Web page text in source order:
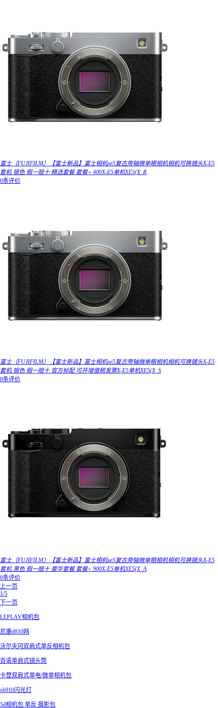
富士（FUJIFILM）【富士新品】富士相机xe5复古旁轴微单眼相机相机可换镜头X-E5
套机 银色 假一赔十 精选套餐 套餐+ 400X-E5单机XE5(X_R
0条评价
富士（FUJIFILM）【富士新品】富士相机xe5复古旁轴微单眼相机相机可换镜头X-E5
套机 银色 假一赔十 官方标配 可开增值税发票X-E5单机XE5(X_S
0条评价
富士（FUJIFILM）【富士新品】富士相机xe5复古旁轴微单眼相机相机可换镜头X-E5
套机 黑色 假一赔十 豪华套餐 套餐+ 900X-E5单机XE5(X_A
0条评价
上一页
1/5
下一页
LEPLAY相机包
尼康d810网
沃尔夫冈双肩式单反相机包
百诺单肩式镜头筒
卡登双肩式单电/微单相机包
sb910闪光灯
5d相机包 单反 摄影包